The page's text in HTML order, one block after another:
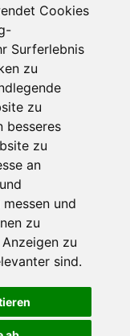
Cookies
Surferlebnis
zu
zu
besseres
zu
an
und
zu
zu
sind.
mittels einer
Daraufhin meldet
die Beziehung zu
und beruflich auf.
findet Archilochos
Ende findet
in Griechenland
Ihrer Werke zu
Analyse im Sinne
Unsere Werke
in Form einer
Analyse genützt
§ 44 b Abs.3 vor.